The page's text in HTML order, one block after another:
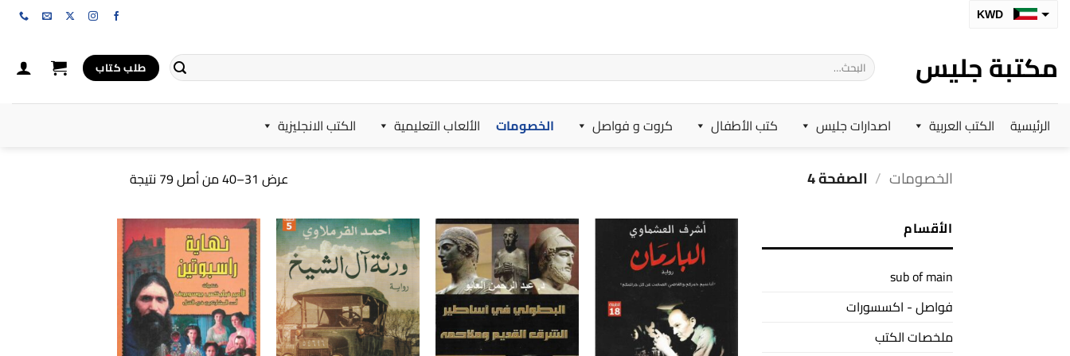
تخطي
KWD
AED
OMR
مكتبة جليس
البحث
عن:
طلب كتاب
الرئيسية الكتب العربية اصدارات جليس كتب الأطفال كروت و فواصل الخصومات الألعاب التعليمية الكتب الانجليزية
الخصومات / الصفحة 4 عرض 31–40 من أصل 79 نتيجة
تم
حسب
الأحدث
الأقسام
sub of main
فواصل - اكسسورات
ملخصات الكتب